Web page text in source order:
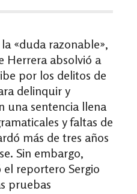
«duda razonable»,
Herrera absolvió a
por los delitos de
delinquir y
una sentencia llena
y faltas de
más de tres años
Sin embargo,
reportero Sergio
pruebas